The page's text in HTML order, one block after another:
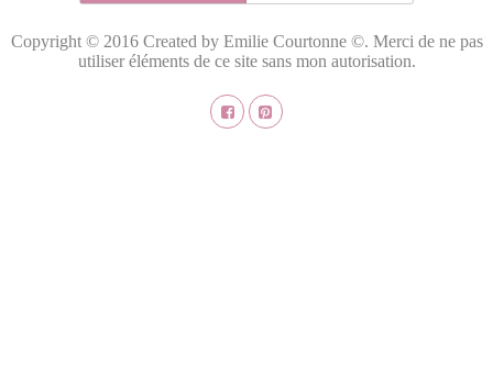
Copyright © 2016 Created by Emilie Courtonne ©. Merci de ne pas
utiliser éléments de ce site sans mon autorisation.